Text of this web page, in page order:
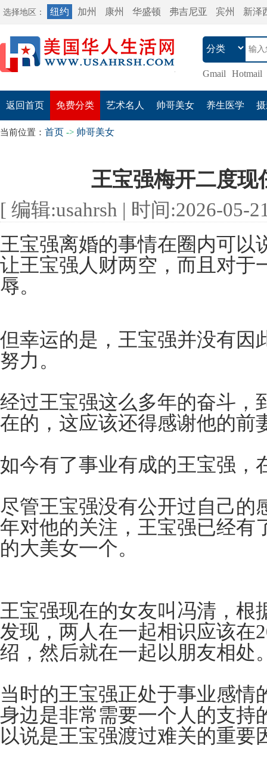
选择地区： 纽约 加州 康州 华盛顿 弗吉尼亚 宾州 新泽
Gmail Hotmail
返回首页 免费分类 艺术名人 帅哥美女 养生医学
当前位置： 首页 -> 帅哥美女
王宝强梅开二度现
[ 编辑:usahrsh | 时间:2026-05-
王宝强离婚的事情在圈内可以
让王宝强人财两空，而且对于
辱。
但幸运的是，王宝强并没有因
努力。
经过王宝强这么多年的奋斗，
在的，这应该还得感谢他的前
如今有了事业有成的王宝强，
尽管王宝强没有公开过自己的
年对他的关注，王宝强已经有
的大美女一个。
王宝强现在的女友叫冯清，根
发现，两人在一起相识应该在
绍，然后就在一起以朋友相处
当时的王宝强正处于事业感情
身边是非常需要一个人的支持
以说是王宝强渡过难关的重要